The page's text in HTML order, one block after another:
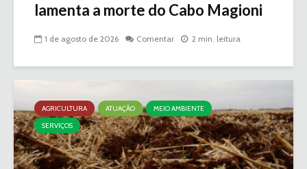
lamenta a morte do Cabo Magioni
1 de agosto de 2026 Comentar 2 min. leitura
AGRICULTURA ATUAÇÃO
MEIO AMBIENTE
SERVIÇOS